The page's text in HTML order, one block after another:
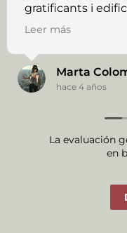
gratificants i
encara ens
Leer más
Marta
hace 4 años
La evaluación
en